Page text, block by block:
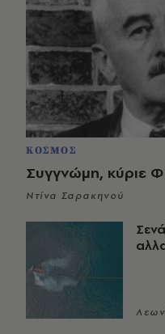
ΚΟΣΜΟΣ
Συγγνώμη, κύριε
Ντίνα Σαρακηνού